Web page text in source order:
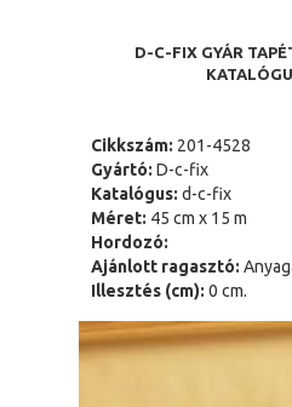
D-C-FIX GYÁR
Cikkszám: 201-4528
Gyártó: D-c-fix
Katalógus: d-c-fix
Méret: 45 cm x 15 m
Hordozó:
Ajánlott ragasztó:
Illesztés (cm): 0 cm.